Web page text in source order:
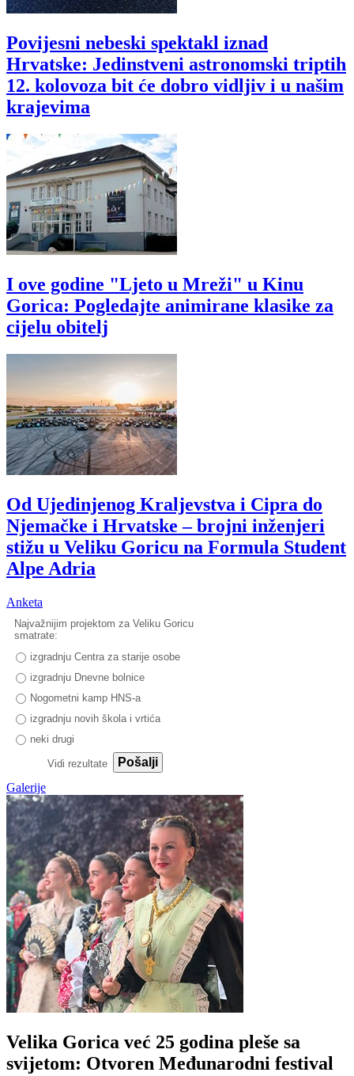
Povijesni nebeski spektakl iznad
Hrvatske: Jedinstveni astronomski triptih
12. kolovoza bit će dobro vidljiv i u našim
krajevima
I ove godine "Ljeto u Mreži" u Kinu
Gorica: Pogledajte animirane klasike za
cijelu obitelj
Od Ujedinjenog Kraljevstva i Cipra do
Njemačke i Hrvatske – brojni inženjeri
stižu u Veliku Goricu na Formula Student
Alpe Adria
Anketa
Najvažnijim projektom za Veliku Goricu
smatrate:
izgradnju Centra za starije osobe
izgradnju Dnevne bolnice
Nogometni kamp HNS-a
izgradnju novih škola i vrtića
neki drugi
Vidi rezultate
Pošalji
Galerije
Velika Gorica već 25 godina pleše sa
svijetom: Otvoren Međunarodni festival